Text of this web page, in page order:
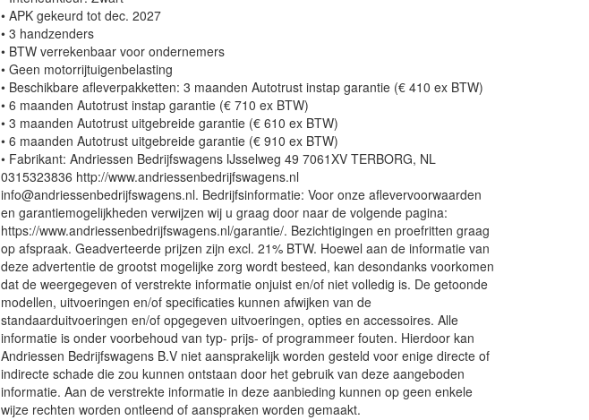
• APK gekeurd tot dec. 2027
• 3 handzenders
• BTW verrekenbaar voor ondernemers
• Geen motorrijtuigenbelasting
• Beschikbare afleverpakketten: 3 maanden Autotrust instap garantie (€ 410 ex BTW)
• 6 maanden Autotrust instap garantie (€ 710 ex BTW)
• 3 maanden Autotrust uitgebreide garantie (€ 610 ex BTW)
• 6 maanden Autotrust uitgebreide garantie (€ 910 ex BTW)
• Fabrikant: Andriessen Bedrijfswagens IJsselweg 49 7061XV TERBORG, NL
0315323836 http://www.andriessenbedrijfswagens.nl
info@andriessenbedrijfswagens.nl. Bedrijfsinformatie: Voor onze aflevervoorwaarden
en garantiemogelijkheden verwijzen wij u graag door naar de volgende pagina:
https://www.andriessenbedrijfswagens.nl/garantie/. Bezichtigingen en proefritten graag
op afspraak. Geadverteerde prijzen zijn excl. 21% BTW. Hoewel aan de informatie van
deze advertentie de grootst mogelijke zorg wordt besteed, kan desondanks voorkomen
dat de weergegeven of verstrekte informatie onjuist en/of niet volledig is. De getoonde
modellen, uitvoeringen en/of specificaties kunnen afwijken van de
standaarduitvoeringen en/of opgegeven uitvoeringen, opties en accessoires. Alle
informatie is onder voorbehoud van typ- prijs- of programmeer fouten. Hierdoor kan
Andriessen Bedrijfswagens B.V niet aansprakelijk worden gesteld voor enige directe of
indirecte schade die zou kunnen ontstaan door het gebruik van deze aangeboden
informatie. Aan de verstrekte informatie in deze aanbieding kunnen op geen enkele
wijze rechten worden ontleend of aanspraken worden gemaakt.